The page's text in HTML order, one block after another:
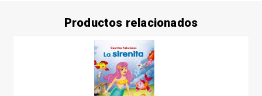
Productos relacionados